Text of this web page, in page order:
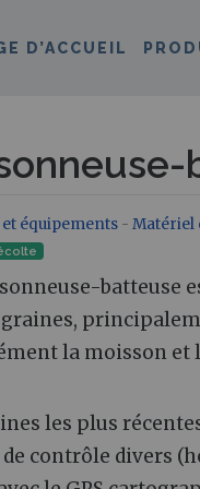
D’ACCUEIL
,rechercher
équipements - Matériel
batteuse
la moisson et
les plus
contrôle divers